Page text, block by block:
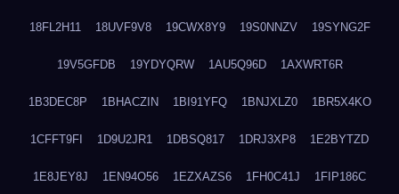
18FL2H11 18UVF9V8 19CWX8Y9 19S0NNZV 19SYNG2F
19V5GFDB 19YDYQRW 1AU5Q96D 1AXWRT6R
1B3DEC8P 1BHACZIN 1BI91YFQ 1BNJXLZ0 1BR5X4KO
1CFFT9FI 1D9U2JR1 1DBSQ817 1DRJ3XP8 1E2BYTZD
1E8JEY8J 1EN94O56 1EZXAZS6 1FH0C41J 1FIP186C